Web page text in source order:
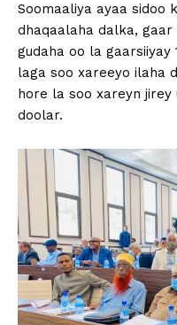
Soomaaliya ayaa sidoo
dhaqaalaha dalka,
gudaha oo la
laga soo xareeyo ilaha
hore la soo xareyn jirey
doolar.